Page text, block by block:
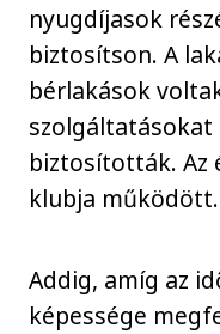
nyugdíjasok
biztosítson. A
bérlakások
szolgáltatásokat
biztosították. Az
klubja működött.
Addig, amíg az
képessége